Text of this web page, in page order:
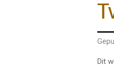
Dit